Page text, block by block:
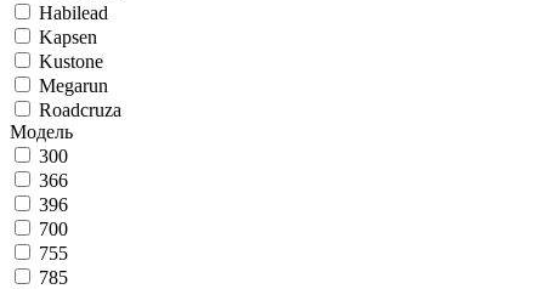
Habilead
Kapsen
Kustone
Megarun
Roadcruza
Модель
300
366
396
700
755
785